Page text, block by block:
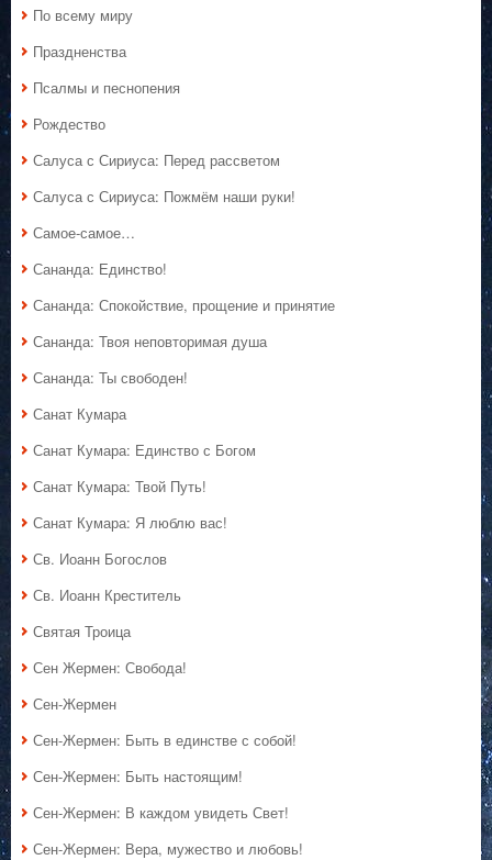
По всему миру
Праздненства
Псалмы и песнопения
Рождество
Салуса с Сириуса: Перед рассветом
Салуса с Сириуса: Пожмём наши руки!
Самое-самое…
Сананда: Единство!
Сананда: Спокойствие, прощение и принятие
Сананда: Твоя неповторимая душа
Сананда: Ты свободен!
Санат Кумара
Санат Кумара: Единство с Богом
Санат Кумара: Твой Путь!
Санат Кумара: Я люблю вас!
Св. Иоанн Богослов
Св. Иоанн Креститель
Святая Троица
Сен Жермен: Свобода!
Сен-Жермен
Сен-Жермен: Быть в единстве с собой!
Сен-Жермен: Быть настоящим!
Сен-Жермен: В каждом увидеть Свет!
Сен-Жермен: Вера, мужество и любовь!